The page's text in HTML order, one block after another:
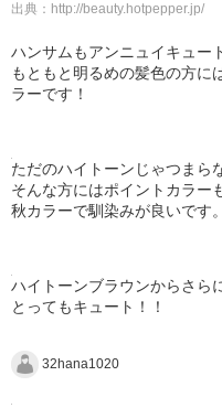
出典： http://beauty.hotpepper.jp/
ハンサムもアンニュイキュー
もともと明るめの髪色の方に
ラーです！
ただのハイトーンじゃつまら
そんな方にはポイントカラー
秋カラーで馴染みが良いです。
ハイトーンブラウンからさら
とってもキュート！！
32hana1020